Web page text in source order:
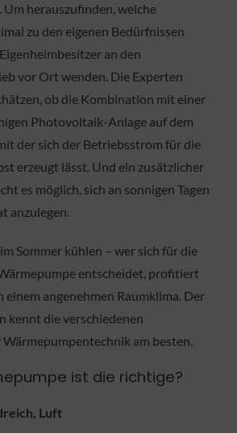
Um herauszufinden, welche
zu den eigenen Bedürfnissen
an den
vor Ort wenden. Die Experten
ob die Kombination mit einer
Photovoltaik-Anlage auf dem
der sich der Betriebsstrom für die
erzeugt lässt. Und ein zusätzlicher
es möglich, sich an sonnigen Tagen
anzulegen.
Sommer kühlen – wer sich für die
entscheidet, profitiert
einem angenehmen Raumklima. Der
kennt die verschiedenen
am besten.
ist die richtige?
Luft